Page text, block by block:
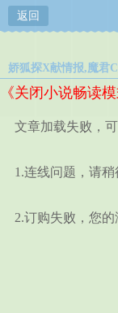
返回
娇狐探X献情报,魔君
《关闭小说畅读
文章加载失败，
1.连线问题，请稍
2.订购失败，您的